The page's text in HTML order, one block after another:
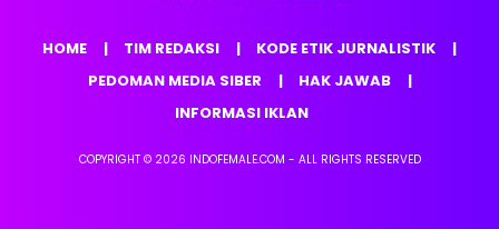
HOME TIM REDAKSI
KODE ETIK JURNALISTIK
PEDOMAN MEDIA SIBER
HAK JAWAB
INFORMASI IKLAN
COPYRIGHT © 2026 INDOFEMALE.COM - ALL RIGHTS RESERVED